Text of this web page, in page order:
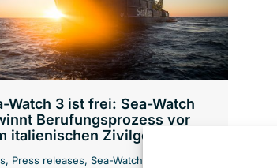
Watch 3 ist frei: Sea-Watch
Berufungsprozess vor
italienischen Zivilgericht
, Press releases, Sea-Watch 3